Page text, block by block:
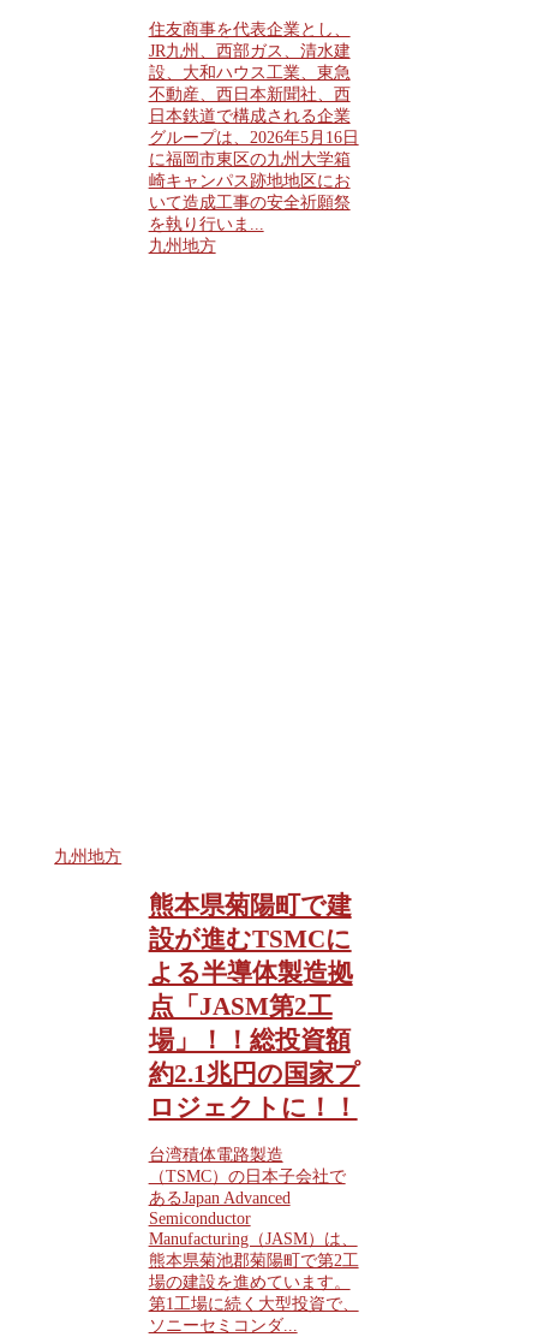
住友商事を代表企業とし、
JR九州、西部ガス、清水建
設、大和ハウス工業、東急
不動産、西日本新聞社、西
日本鉄道で構成される企業
グループは、2026年5月16日
に福岡市東区の九州大学箱
崎キャンパス跡地地区にお
いて造成工事の安全祈願祭
を執り行いま...
九州地方
九州地方
熊本県菊陽町で建
設が進むTSMCに
よる半導体製造拠
点「JASM第2工
場」！！総投資額
約2.1兆円の国家プ
ロジェクトに！！
台湾積体電路製造
（TSMC）の日本子会社で
あるJapan Advanced
Semiconductor
Manufacturing（JASM）は、
熊本県菊池郡菊陽町で第2工
場の建設を進めています。
第1工場に続く大型投資で、
ソニーセミコンダ...